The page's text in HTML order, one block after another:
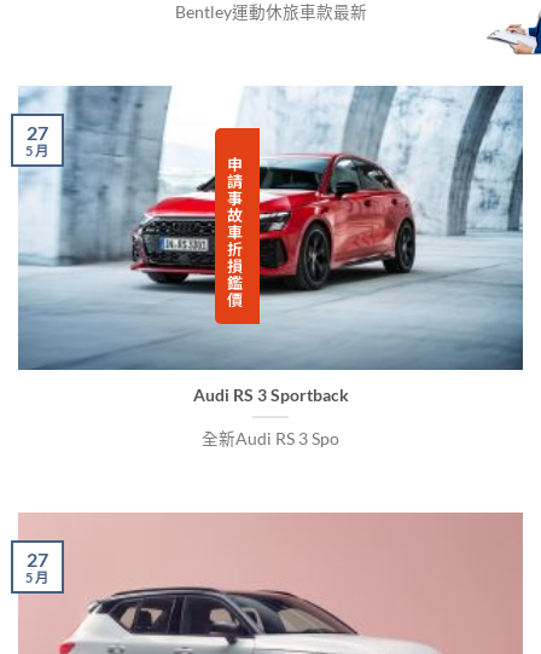
申
請
事
故
車
折
損
鑑
價
Bentley運動休旅車款最新
Audi RS 3 Sportback
全新Audi RS 3 Spo
27
5 月
27
5 月